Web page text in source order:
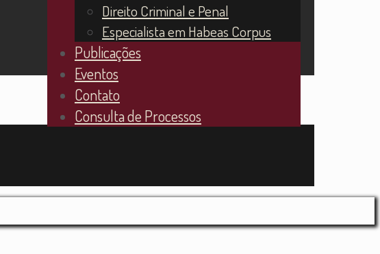
Direito Criminal e Penal
Especialista em Habeas Corpus
Publicações
Eventos
Contato
Consulta de Processos